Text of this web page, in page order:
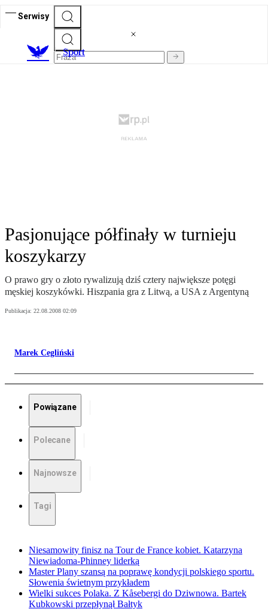
Serwisy
Sport
Pasjonujące półfinały w turnieju
koszykarzy
O prawo gry o złoto rywalizują dziś cztery największe potęgi
męskiej koszykówki. Hiszpania gra z Litwą, a USA z Argentyną
Publikacja: 22.08.2008 02:09
Marek Cegliński
Powiązane
Polecane
Najnowsze
Tagi
Niesamowity finisz na Tour de France kobiet. Katarzyna
Niewiadoma-Phinney liderką
Master Plany szansą na poprawę kondycji polskiego sportu.
Słowenia świetnym przykładem
Wielki sukces Polaka. Z Kåsebergi do Dziwnowa. Bartek
Kubkowski przepłynął Bałtyk